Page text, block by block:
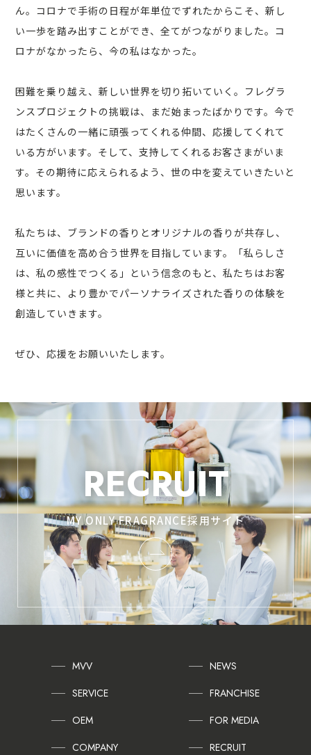
ん。コロナで手術の日程が年単位でずれたからこそ、新し
い一歩を踏み出すことができ、全てがつながりました。コ
ロナがなかったら、今の私はなかった。
困難を乗り越え、新しい世界を切り拓いていく。フレグラ
ンスプロジェクトの挑戦は、まだ始まったばかりです。今で
はたくさんの一緒に頑張ってくれる仲間、応援してくれて
いる方がいます。そして、支持してくれるお客さまがいま
す。その期待に応えられるよう、世の中を変えていきたいと
思います。
私たちは、ブランドの香りとオリジナルの香りが共存し、
互いに価値を高め合う世界を目指しています。「私らしさ
は、私の感性でつくる」という信念のもと、私たちはお客
様と共に、より豊かでパーソナライズされた香りの体験を
創造していきます。
ぜひ、応援をお願いいたします。
RECRUIT
MY ONLY FRAGRANCE採用サイト
MVV
SERVICE
OEM
COMPANY
NEWS
FRANCHISE
FOR MEDIA
RECRUIT